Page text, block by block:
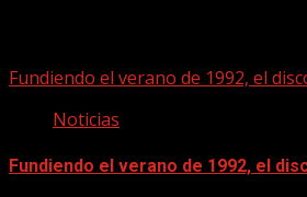
Fundiendo el verano de 1992, el
Noticias
Fundiendo el verano de 1992, el